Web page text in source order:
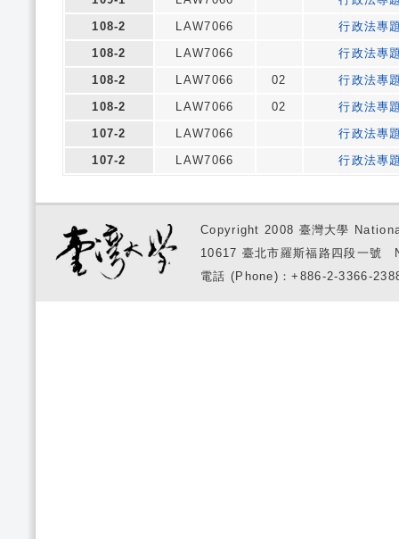
108-2
LAW7066
行政法專
108-2
LAW7066
行政法專
108-2
LAW7066 02
行政法專
108-2
LAW7066 02
行政法專
107-2
LAW7066
行政法專
107-2
LAW7066 行政法專
Copyright 2008 臺灣大學
10617 臺北市羅斯福路四段一
電話 (Phone)：+886-2-3366-